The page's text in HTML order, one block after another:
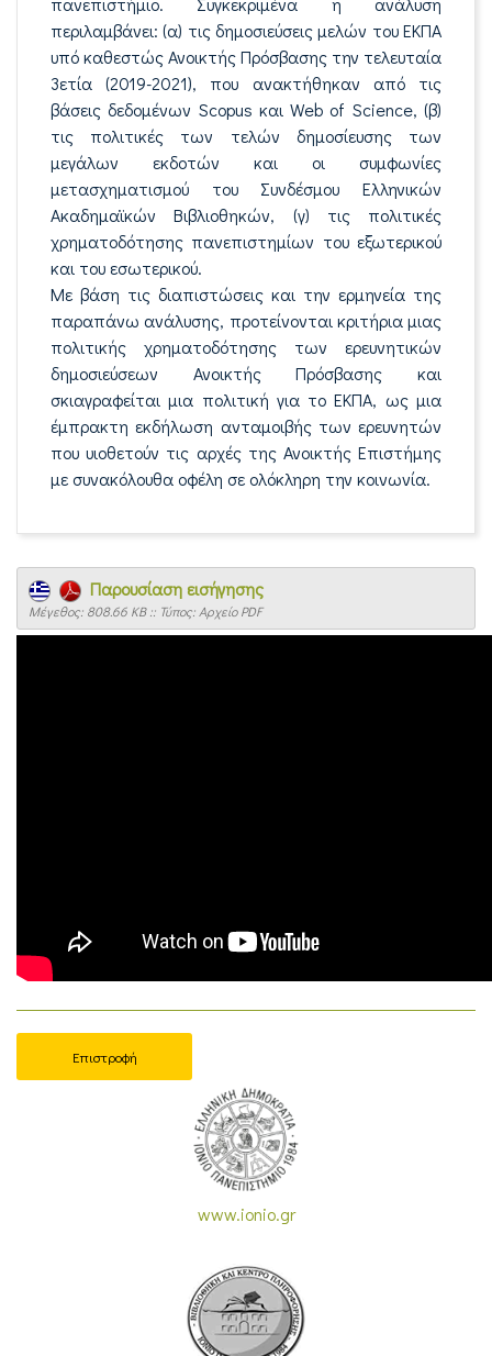
περιλαμβάνει: (α) τις δημοσιεύσεις μελών του ΕΚΠΑ
υπό καθεστώς Ανοικτής Πρόσβασης την τελευταία
3ετία (2019-2021), που ανακτήθηκαν από τις
βάσεις δεδομένων Scopus και Web of Science, (β)
τις πολιτικές των τελών δημοσίευσης των
μεγάλων εκδοτών και οι συμφωνίες
μετασχηματισμού του Συνδέσμου Ελληνικών
Ακαδημαϊκών Βιβλιοθηκών, (γ) τις πολιτικές
χρηματοδότησης πανεπιστημίων του εξωτερικού
και του εσωτερικού.
Με βάση τις διαπιστώσεις και την ερμηνεία της
παραπάνω ανάλυσης, προτείνονται κριτήρια μιας
πολιτικής χρηματοδότησης των ερευνητικών
δημοσιεύσεων Ανοικτής Πρόσβασης και
σκιαγραφείται μια πολιτική για το ΕΚΠΑ, ως μια
έμπρακτη εκδήλωση ανταμοιβής των ερευνητών
που υιοθετούν τις αρχές της Ανοικτής Επιστήμης
με συνακόλουθα οφέλη σε ολόκληρη την κοινωνία.
Παρουσίαση εισήγησης
Mέγεθος: 808.66 KB :: Τύπος: Αρχείο PDF
Επιστροφή
www.ionio.gr